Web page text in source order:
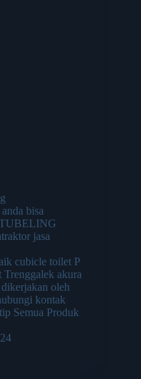
bisa
jasa
cubicle toilet P
akura
oleh
kontak
Semua Produk